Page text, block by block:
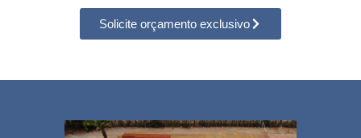
Solicite orçamento exclusivo